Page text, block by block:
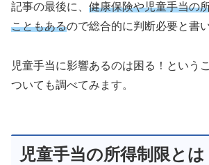
記事の最後に、 健康保険や児童手当の
こともあるので総合的に判断必要と書
児童手当に影響あるのは困る！という
ついても調べてみます。
児童手当の所得制限とは